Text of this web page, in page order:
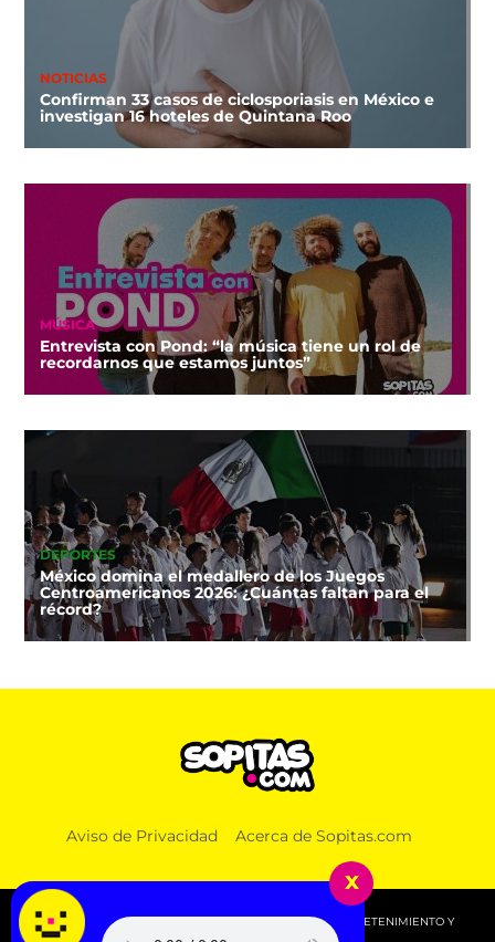
NOTICIAS
Confirman 33 casos de ciclosporiasis en México e
investigan 16 hoteles de Quintana Roo
MÚSICA
Entrevista con Pond: “la música tiene un rol de
recordarnos que estamos juntos”
DEPORTES
México domina el medallero de los Juegos
Centroamericanos 2026: ¿Cuántas faltan para el
récord?
Olímpicos: ¿Dónde ver el México vs Canadá Sub
Aviso de Privacidad Acerca de Sopitas.com
© 2026 SOPITAS.COM - MÚSICA, NOTICIAS, DEPORTES, ENTRETENIMIENTO Y
x